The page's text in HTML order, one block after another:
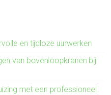
en tijdloze uurwerken
van bovenloopkranen bij
met een professioneel